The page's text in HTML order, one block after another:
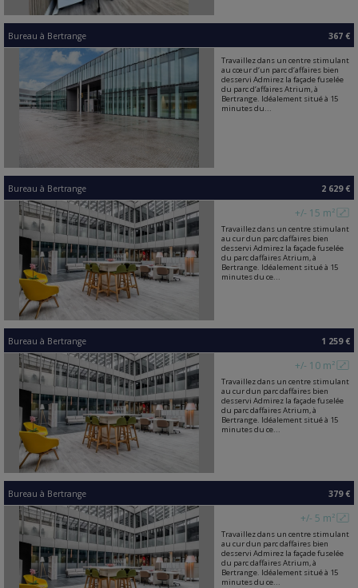
Bureau à Bertrange 367 €
Travaillez dans un centre stimulant
au cœur d‘un parc d‘affaires bien
desservi Admirez la façade fuselée
du parc d‘affaires Atrium, à
Bertrange. Idéalement situé à 15
minutes du...
Bureau à Bertrange 2 629 €
+/- 15 m²
Travaillez dans un centre stimulant
au cur dun parc daffaires bien
desservi Admirez la façade fuselée
du parc daffaires Atrium, à
Bertrange. Idéalement situé à 15
minutes du ce...
Bureau à Bertrange 1 259 €
+/- 10 m²
Travaillez dans un centre stimulant
au cur dun parc daffaires bien
desservi Admirez la façade fuselée
du parc daffaires Atrium, à
Bertrange. Idéalement situé à 15
minutes du ce...
Bureau à Bertrange 379 €
+/- 5 m²
Travaillez dans un centre stimulant
au cur dun parc daffaires bien
desservi Admirez la façade fuselée
du parc daffaires Atrium, à
Bertrange. Idéalement situé à 15
minutes du ce...